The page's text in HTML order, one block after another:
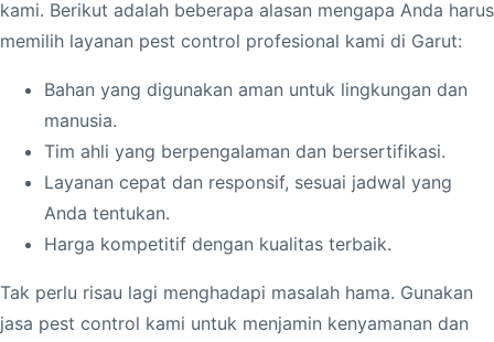
kami. Berikut adalah beberapa alasan mengapa Anda harus
memilih layanan pest control profesional kami di Garut:
Bahan yang digunakan aman untuk lingkungan dan
manusia.
Tim ahli yang berpengalaman dan bersertifikasi.
Layanan cepat dan responsif, sesuai jadwal yang
Anda tentukan.
Harga kompetitif dengan kualitas terbaik.
Tak perlu risau lagi menghadapi masalah hama. Gunakan
jasa pest control kami untuk menjamin kenyamanan dan